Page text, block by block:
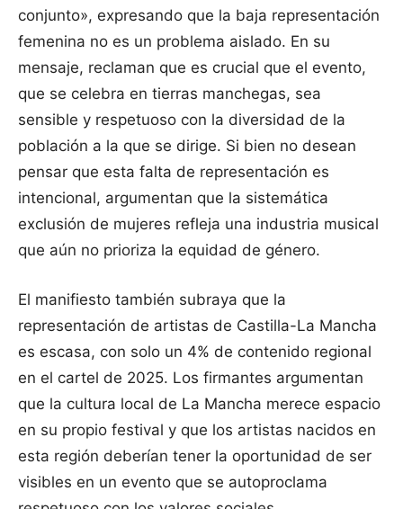
conjunto», expresando que la baja representación
femenina no es un problema aislado. En su
mensaje, reclaman que es crucial que el evento,
que se celebra en tierras manchegas, sea
sensible y respetuoso con la diversidad de la
población a la que se dirige. Si bien no desean
pensar que esta falta de representación es
intencional, argumentan que la sistemática
exclusión de mujeres refleja una industria musical
que aún no prioriza la equidad de género.
El manifiesto también subraya que la
representación de artistas de Castilla-La Mancha
es escasa, con solo un 4% de contenido regional
en el cartel de 2025. Los firmantes argumentan
que la cultura local de La Mancha merece espacio
en su propio festival y que los artistas nacidos en
esta región deberían tener la oportunidad de ser
visibles en un evento que se autoproclama